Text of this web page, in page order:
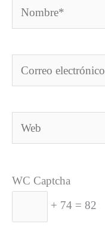
Nombre*
Correo
electrónico*
Web
WC Captcha
+ 74 = 82